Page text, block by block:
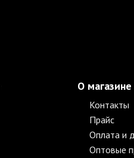
О магазине
Контакты
Прайс
Оплата и
Оптовые